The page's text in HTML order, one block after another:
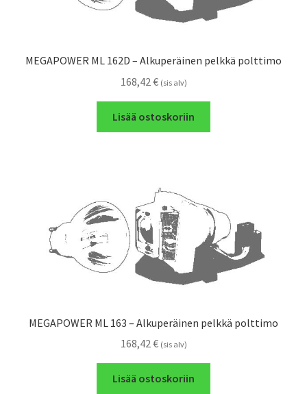
MEGAPOWER ML 162D – Alkuperäinen pelkkä polttimo
168,42 € (sis alv)
Lisää ostoskoriin
MEGAPOWER ML 163 – Alkuperäinen pelkkä polttimo
168,42€ (sis alv)
Lisää ostoskoriin